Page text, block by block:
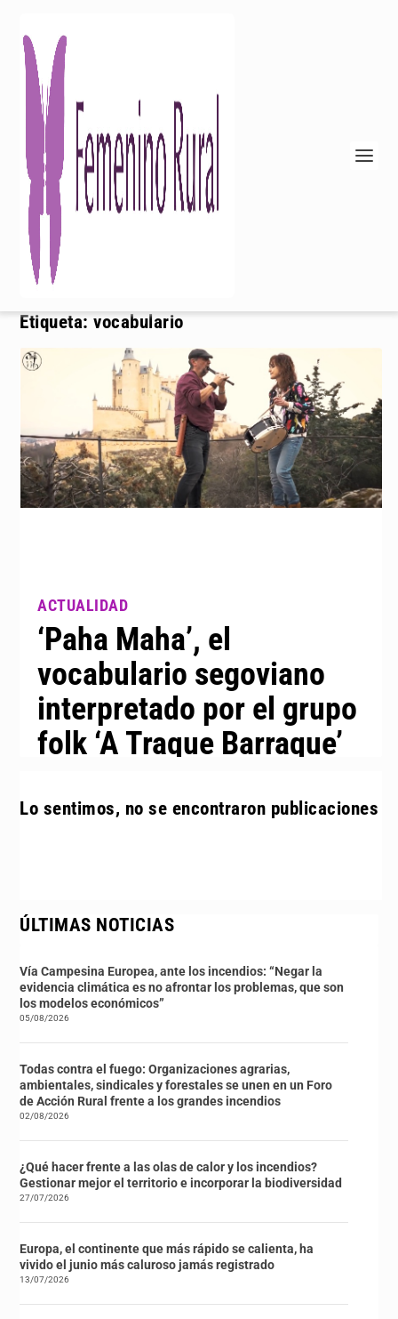
Etiqueta:vocabulario
‘Paha Maha’, el
vocabulario segoviano
interpretado por el grupo
folk ‘A Traque Barraque’
Lo sentimos, no se encontraron publicaciones
ÚLTIMAS NOTICIAS
Vía Campesina Europea, ante los incendios: “Negar la
evidencia climática es no afrontar los problemas, que son
los modelos económicos”
05/08/2026
Todas contra el fuego: Organizaciones agrarias,
ambientales, sindicales y forestales se unen en un Foro
de Acción Rural frente a los grandes incendios
02/08/2026
¿Qué hacer frente a las olas de calor y los incendios?
Gestionar mejor el territorio e incorporar la biodiversidad
27/07/2026
Europa, el continente que más rápido se calienta, ha
vivido el junio más caluroso jamás registrado
13/07/2026